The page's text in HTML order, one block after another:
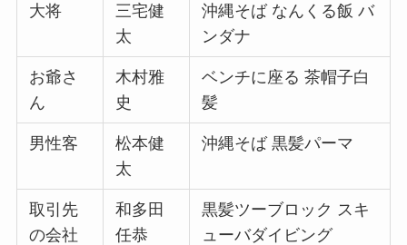
大将
三宅健
太
沖縄そば なんくる飯 バ
ンダナ
お爺さ
ん
木村雅
史
ベンチに座る 茶帽子白
髪
男性客
松本健
太
沖縄そば 黒髪パーマ
取引先
の会社
和多田
任恭
黒髪ツーブロック スキ
ューバダイビング